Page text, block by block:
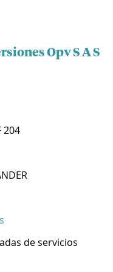
Opv S A S
204
de servicios